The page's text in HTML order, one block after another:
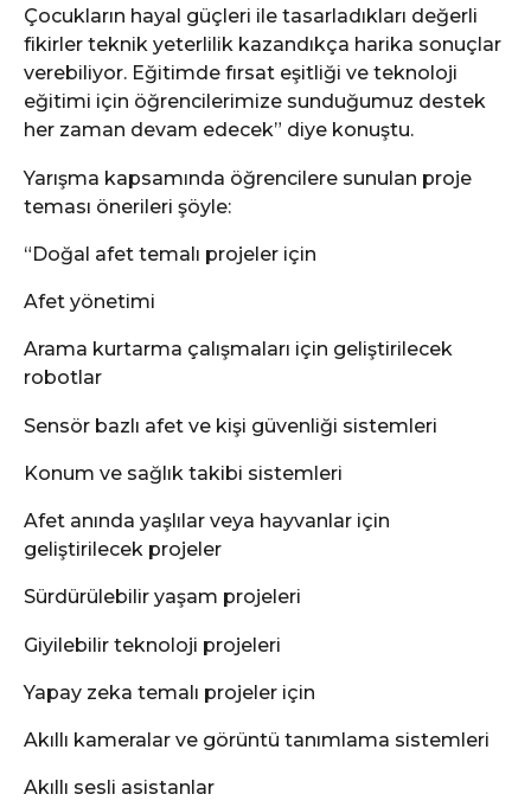
Çocukların hayal güçleri ile tasarladıkları değerli
fikirler teknik yeterlilik kazandıkça harika sonuçlar
verebiliyor. Eğitimde fırsat eşitliği ve teknoloji
eğitimi için öğrencilerimize sunduğumuz destek
her zaman devam edecek” diye konuştu.
Yarışma kapsamında öğrencilere sunulan proje
teması önerileri şöyle:
“Doğal afet temalı projeler için
Afet yönetimi
Arama kurtarma çalışmaları için geliştirilecek
robotlar
Sensör bazlı afet ve kişi güvenliği sistemleri
Konum ve sağlık takibi sistemleri
Afet anında yaşlılar veya hayvanlar için
geliştirilecek projeler
Sürdürülebilir yaşam projeleri
Giyilebilir teknoloji projeleri
Yapay zeka temalı projeler için
Akıllı kameralar ve görüntü tanımlama sistemleri
Akıllı sesli asistanlar